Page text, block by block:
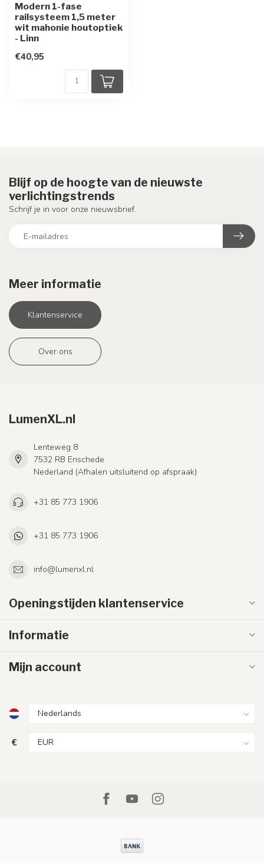
Modern 1-fase
railsysteem 1,5 meter
wit mahonie houtoptiek
- Linn
€40,95
Meer informatie
Klantenservice
Over ons
Blijf op de hoogte van de nieuwste
verlichtingstrends
Schrijf je in voor onze nieuwsbrief.
LumenXL.nl
Lenteweg 8
7532 RB Enschede
Nederland (Afhalen uitsluitend op afspraak)
+31 85 773 1906
+31 85 773 1906
info@lumenxl.nl
Openingstijden klantenservice
Informatie
Mijn account
€